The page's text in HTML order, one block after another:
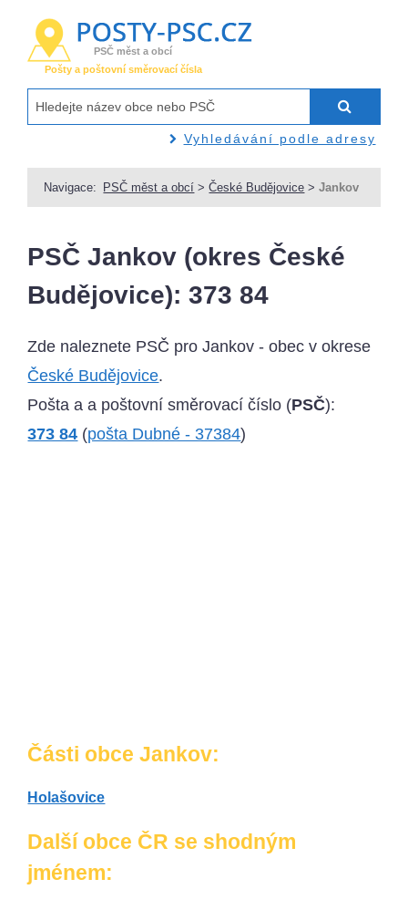
PSČ měst a obcí
Pošty a poštovní směrovací čísla
Vyhledávání podle adresy
Navigace: PSČ měst a obcí >České Budějovice >Jankov
PSČ Jankov (okres České
Budějovice): 373 84
Zde naleznete PSČ pro Jankov - obec v okrese
České Budějovice.
Pošta a a poštovní směrovací číslo (PSČ):
373 84 (pošta Dubné - 37384)
Části obce Jankov:
Holašovice
Další obce ČR se shodným
jménem: